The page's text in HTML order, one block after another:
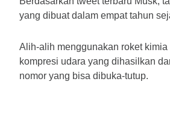
yang dibuat dalam empat tahun
Alih-alih menggunakan roket
kompresi udara yang dihasilkan
nomor yang bisa dibuka-tutup.